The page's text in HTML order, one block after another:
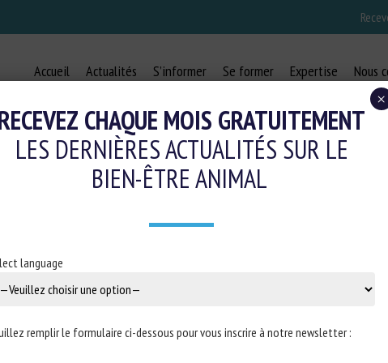
Accueil Actualités S’informer Se former Expertise Nous
NEW TRANSPORT PROPOSAL
animals
CHAQUE MOIS GRATUITEMENT
LES DERNIÈRES ACTUALITÉS SUR LE
BIEN-ÊTRE ANIMAL
language
remplir le formulaire ci-dessous pour vous inscrire à notre newsletter :
×